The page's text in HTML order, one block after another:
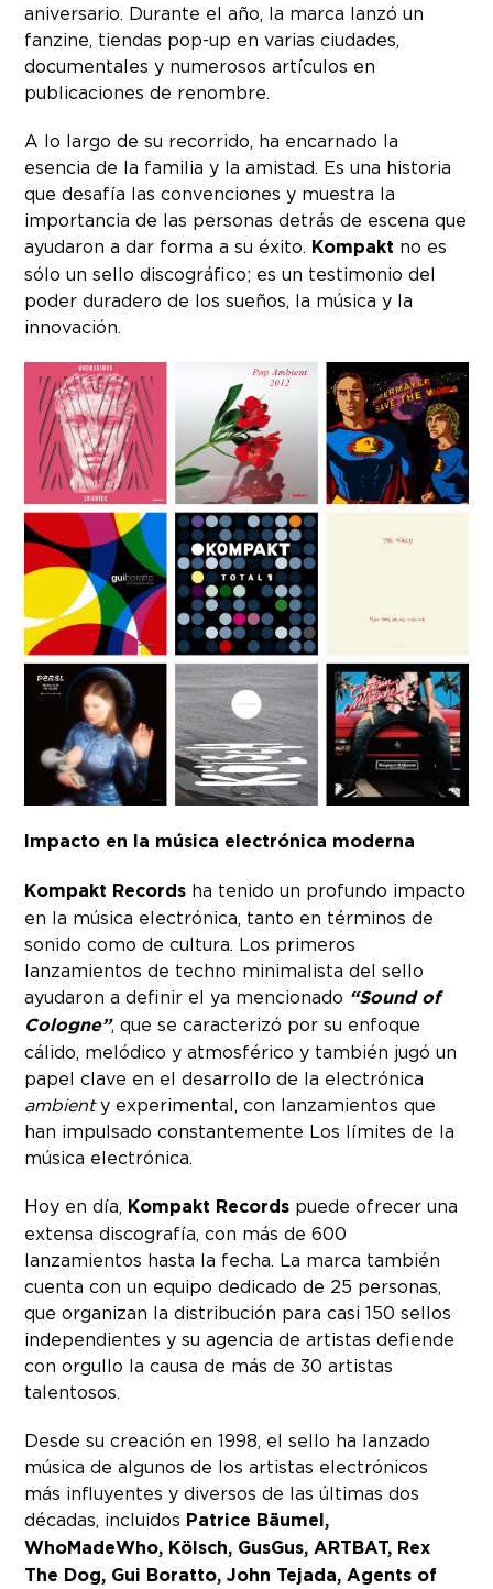
aniversario. Durante el año, la marca lanzó un
fanzine, tiendas pop-up en varias ciudades,
documentales y numerosos artículos en
publicaciones de renombre.
A lo largo de su recorrido, ha encarnado la
esencia de la familia y la amistad. Es una historia
que desafía las convenciones y muestra la
importancia de las personas detrás de escena que
ayudaron a dar forma a su éxito. Kompakt no es
sólo un sello discográfico; es un testimonio del
poder duradero de los sueños, la música y la
innovación.
Impacto en la música electrónica moderna
Kompakt Records ha tenido un profundo impacto
en la música electrónica, tanto en términos de
sonido como de cultura. Los primeros
lanzamientos de techno minimalista del sello
ayudaron a definir el ya mencionado “Sound of
Cologne”, que se caracterizó por su enfoque
cálido, melódico y atmosférico y también jugó un
papel clave en el desarrollo de la electrónica
ambienty experimental, con lanzamientos que
han impulsado constantemente Los límites de la
música electrónica.
Hoy en día, Kompakt Records puede ofrecer una
extensa discografía, con más de 600
lanzamientos hasta la fecha. La marca también
cuenta con un equipo dedicado de 25 personas,
que organizan la distribución para casi 150 sellos
independientes y su agencia de artistas defiende
con orgullo la causa de más de 30 artistas
talentosos.
Desde su creación en 1998, el sello ha lanzado
música de algunos de los artistas electrónicos
más influyentes y diversos de las últimas dos
décadas, incluidos Patrice Bäumel,
WhoMadeWho, Kölsch, GusGus, ARTBAT, Rex
The Dog, Gui Boratto, John Tejada, Agents of